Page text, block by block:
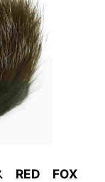
RED FOX